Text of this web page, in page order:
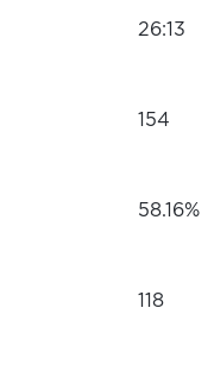
26:13
154
58.16%
118